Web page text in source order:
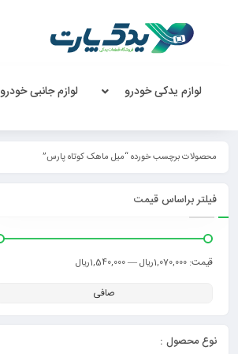
لوازم یدکی خودرو لوازم جانبی خودرو
محصولات برچسب خورده “میل ماهک کوتاه پارس”
فیلتر براساس قیمت
صافی
قيمت: 1,070,000ریال —1,540,000ریال
نوع محصول :